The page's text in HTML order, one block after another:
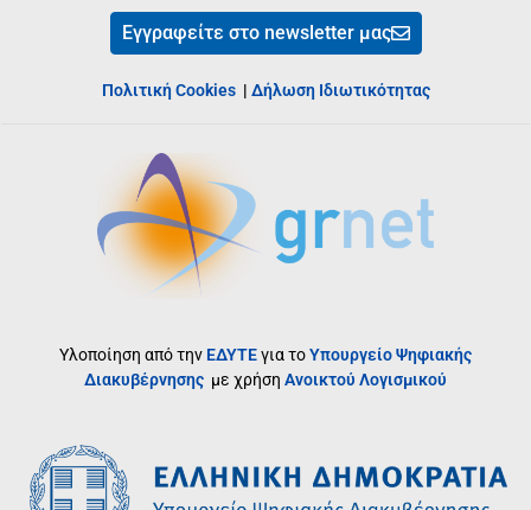
Εγγραφείτε στο newsletter μας
Πολιτική Cookies | Δήλωση Ιδιωτικότητας
Υλοποίηση από την ΕΔΥΤΕγια τοΥπουργείο Ψηφιακής
Διακυβέρνησης με χρήση Ανοικτού Λογισμικού